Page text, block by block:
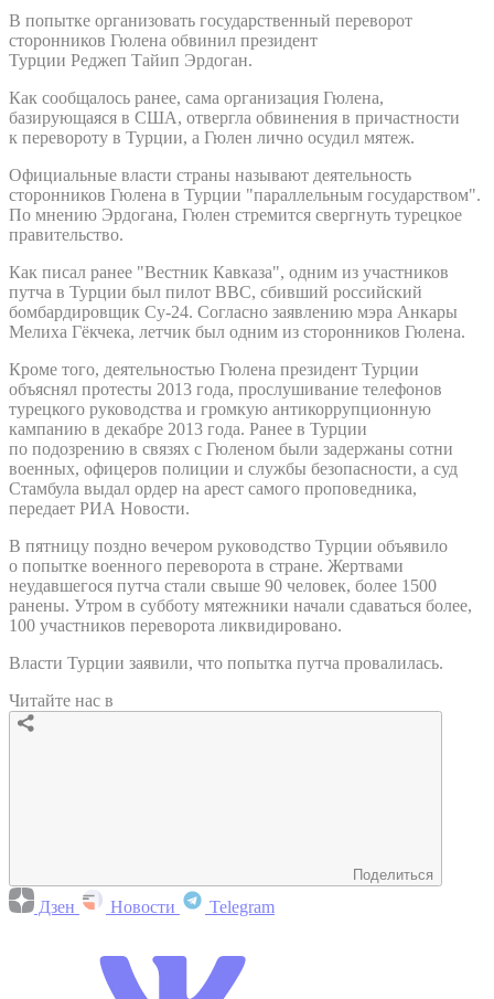
В попытке организовать государственный переворот
сторонников Гюлена обвинил президент
Турции Реджеп Тайип Эрдоган.
Как сообщалось ранее, сама организация Гюлена,
базирующаяся в США, отвергла обвинения в причастности
к перевороту в Турции, а Гюлен лично осудил мятеж.
Официальные власти страны называют деятельность
сторонников Гюлена в Турции "параллельным государством".
По мнению Эрдогана, Гюлен стремится свергнуть турецкое
правительство.
Как писал ранее "Вестник Кавказа", одним из участников
путча в Турции был пилот ВВС, сбивший российский
бомбардировщик Су-24. Согласно заявлению мэра Анкары
Мелиха Гёкчека, летчик был одним из сторонников Гюлена.
Кроме того, деятельностью Гюлена президент Турции
объяснял протесты 2013 года, прослушивание телефонов
турецкого руководства и громкую антикоррупционную
кампанию в декабре 2013 года. Ранее в Турции
по подозрению в связях с Гюленом были задержаны сотни
военных, офицеров полиции и службы безопасности, а суд
Стамбула выдал ордер на арест самого проповедника,
передает РИА Новости.
В пятницу поздно вечером руководство Турции объявило
о попытке военного переворота в стране. Жертвами
неудавшегося путча стали свыше 90 человек, более 1500
ранены. Утром в субботу мятежники начали сдаваться более,
100 участников переворота ликвидировано.
Власти Турции заявили, что попытка путча провалилась.
Читайте нас в
Поделиться
Дзен Новости Telegram